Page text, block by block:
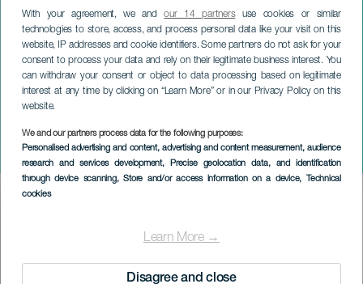
With your agreement, we andour 14 partnersuse cookies or similar
technologies to store, access, and process personal data like your visit on this
website, IP addresses and cookie identifiers. Some partners do not ask for your
consent to process your data and rely on their legitimate business interest. You
can withdraw your consent or object to data processing based on legitimate
interest at any time by clicking on “Learn More” or in our Privacy Policy on this
website.
We and our partners process data for the following purposes:
Personalised advertising and content, advertising and content measurement, audience
research and services development, Precise geolocation data, and identification
through device scanning, Store and/or access information on a device, Technical
cookies
Learn More →
Disagree and close
Jarmarki rzemiosła
bożonarodzeniowego
LA PALMA
Imagen